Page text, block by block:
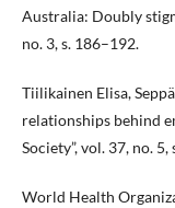
Australia: Doubly
no. 3, s. 186–192.
Tiilikainen Elisa,
relationships behind
Society”, vol. 37, no.
World Health